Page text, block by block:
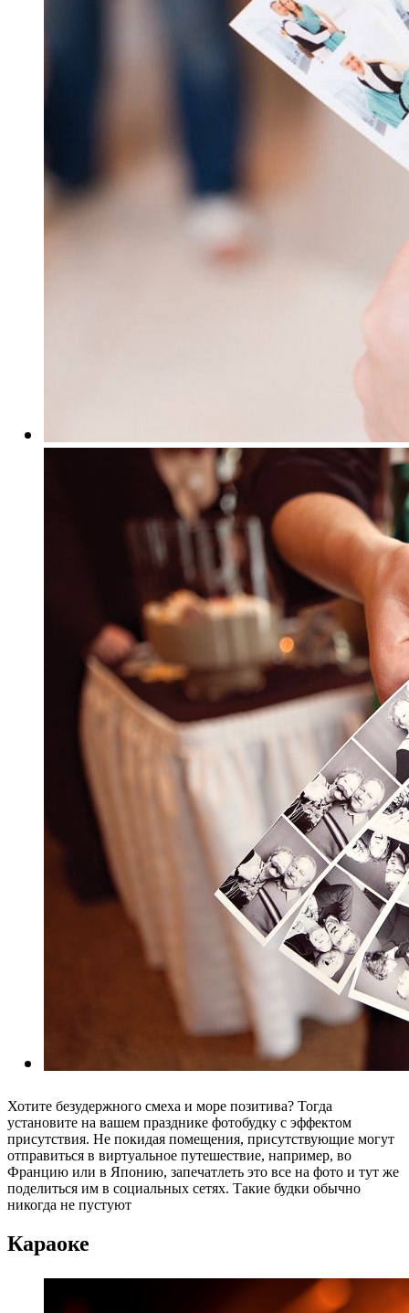
Хотите безудержного смеха и море позитива? Тогда
установите на вашем празднике фотобудку с эффектом
присутствия. Не покидая помещения, присутствующие могут
отправиться в виртуальное путешествие, например, во
Францию или в Японию, запечатлеть это все на фото и тут же
поделиться им в социальных сетях. Такие будки обычно
никогда не пустуют
Караоке